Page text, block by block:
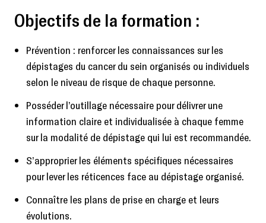
Objectifs de la formation :
Prévention : renforcer les connaissances sur les
dépistages du cancer du sein organisés ou individuels
selon le niveau de risque de chaque personne.
Posséder l’outillage nécessaire pour délivrer une
information claire et individualisée à chaque femme
sur la modalité de dépistage qui lui est recommandée.
S’approprier les éléments spécifiques nécessaires
pour lever les réticences face au dépistage organisé.
Connaître les plans de prise en charge et leurs
évolutions.